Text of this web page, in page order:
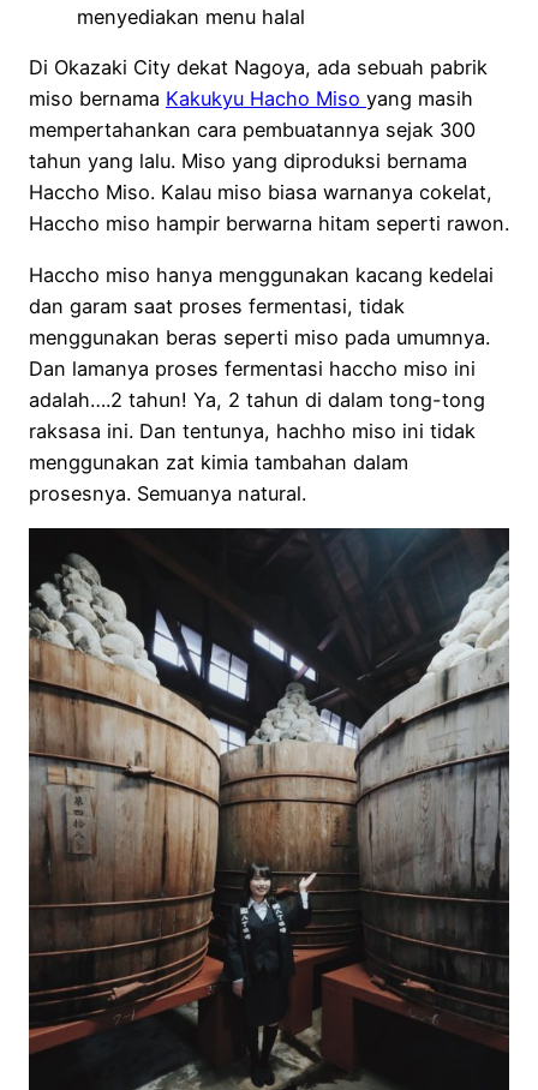
menyediakan menu halal
Di Okazaki City dekat Nagoya, ada sebuah pabrik
miso bernama Kakukyu Hacho Miso yang masih
mempertahankan cara pembuatannya sejak 300
tahun yang lalu. Miso yang diproduksi bernama
Haccho Miso. Kalau miso biasa warnanya cokelat,
Haccho miso hampir berwarna hitam seperti rawon.
Haccho miso hanya menggunakan kacang kedelai
dan garam saat proses fermentasi, tidak
menggunakan beras seperti miso pada umumnya.
Dan lamanya proses fermentasi haccho miso ini
adalah….2 tahun! Ya, 2 tahun di dalam tong-tong
raksasa ini. Dan tentunya, hachho miso ini tidak
menggunakan zat kimia tambahan dalam
prosesnya. Semuanya natural.